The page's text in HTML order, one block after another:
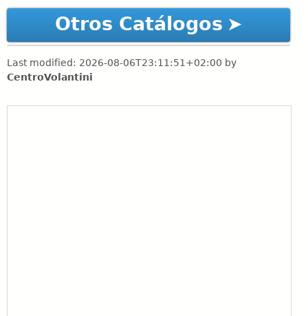
Otros Catálogos
Last modified: 2026-08-06T23:11:51+02:00 by
CentroVolantini